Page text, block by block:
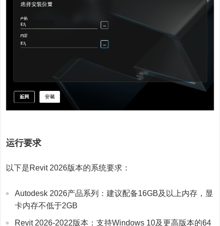
运行要求
以下是Revit 2026版本的系统要求：
Autodesk 2026产品系列：建议配备16GB及以上内存，显
卡内存不低于2GB
Revit 2026-2022版本：支持Windows 10及更高版本的64